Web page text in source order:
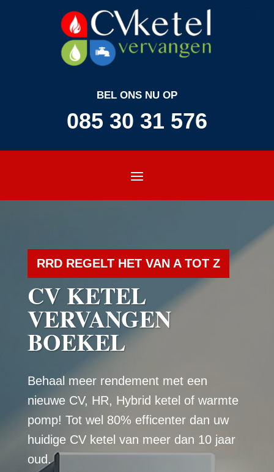
BEL ONS NU OP
085 30 31 576
RRD REGELT HET VAN A TOT Z
CV KETEL
VERVANGEN
BOEKEL
Behaal meer rendement met een
nieuwe CV, HR, Hybrid ketel of warmte
pomp! Tot wel 80% efficenter dan uw
huidige CV ketel van meer dan 10 jaar
oud.